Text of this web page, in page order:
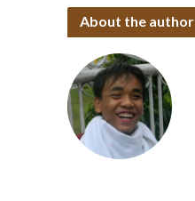
About the author